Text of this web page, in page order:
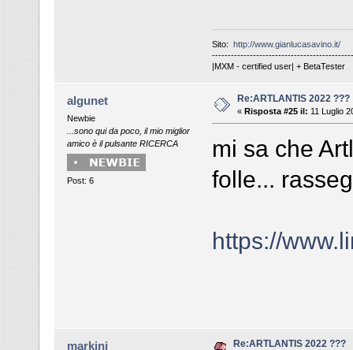
Sito: http://www.gianlucasavino.it/
|MXM - certified user| + BetaTester
algunet
Newbie
...sono qui da poco, il mio miglior
amico è il pulsante RICERCA
Post: 6
Re:ARTLANTIS 2022 ???
« Risposta #25 il: 11 Luglio
mi sa che
folle...
https://
markini Re:ARTLANTIS 2022 ???